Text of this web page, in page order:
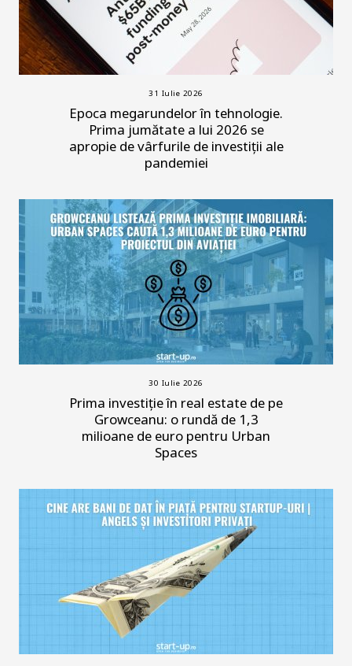
31 Iulie 2026
Epoca megarundelor în tehnologie.
Prima jumătate a lui 2026 se
apropie de vârfurile de investiții ale
pandemiei
30 Iulie 2026
Prima investiție în real estate de pe
Growceanu: o rundă de 1,3
milioane de euro pentru Urban
Spaces